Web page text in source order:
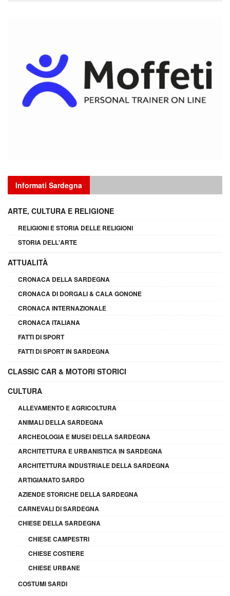
Informati Sardegna
ARTE, CULTURA E RELIGIONE
RELIGIONI E STORIA DELLE RELIGIONI
STORIA DELL'ARTE
ATTUALITÀ
CRONACA DELLA SARDEGNA
CRONACA DI DORGALI & CALA GONONE
CRONACA INTERNAZIONALE
CRONACA ITALIANA
FATTI DI SPORT
FATTI DI SPORT IN SARDEGNA
CLASSIC CAR & MOTORI STORICI
CULTURA
ALLEVAMENTO E AGRICOLTURA
ANIMALI DELLA SARDEGNA
ARCHEOLOGIA E MUSEI DELLA SARDEGNA
ARCHITETTURA E URBANISTICA IN SARDEGNA
ARCHITETTURA INDUSTRIALE DELLA SARDEGNA
ARTIGIANATO SARDO
AZIENDE STORICHE DELLA SARDEGNA
CARNEVALI DI SARDEGNA
CHIESE DELLA SARDEGNA
CHIESE CAMPESTRI
CHIESE COSTIERE
CHIESE URBANE
COSTUMI SARDI